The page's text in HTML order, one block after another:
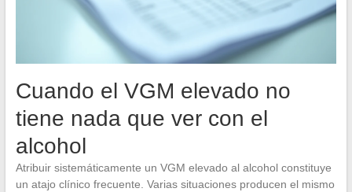
Cuando el VGM elevado no
tiene nada que ver con el
alcohol
Atribuir sistemáticamente un VGM elevado al alcohol constituye
un atajo clínico frecuente. Varias situaciones producen el mismo